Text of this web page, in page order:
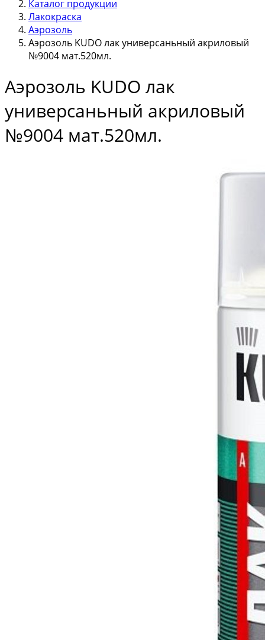
Каталог продукции
Лакокраска
Аэрозоль
Аэрозоль KUDO лак универсаньный акриловый
№9004 мат.520мл.
Аэрозоль KUDO лак
универсаньный акриловый
№9004 мат.520мл.